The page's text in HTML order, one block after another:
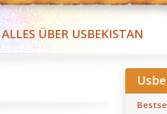
ALLES ÜBER USBEKISTAN